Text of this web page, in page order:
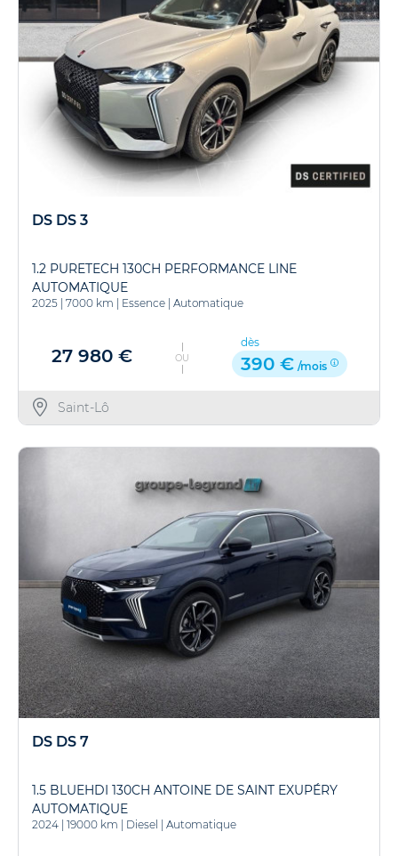
DS DS 3
1.2 PURETECH 130CH PERFORMANCE LINE
AUTOMATIQUE
2025 7000 km Essence Automatique
27 980 € OU
dès
390 € /mois
Saint-Lô
DS DS 7
1.5 BLUEHDI 130CH ANTOINE DE SAINT EXUPÉRY
AUTOMATIQUE
2024 19000 km Diesel Automatique